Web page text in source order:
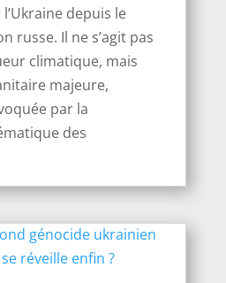
depuis le
russe. Il ne s’agit pas
climatique, mais
majeure,
par la
des